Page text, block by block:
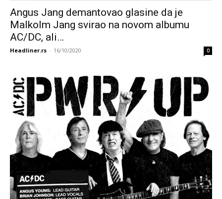
Angus Jang demantovao glasine da je
Malkolm Jang svirao na novom albumu
AC/DC, ali…
Headliner.rs - 16/10/2020 0